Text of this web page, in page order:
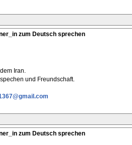
zum Deutsch sprechen
Iran.
und Freundschaft.
zum Deutsch sprechen